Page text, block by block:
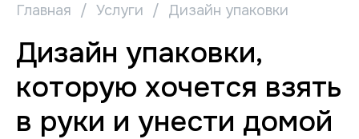
Главная / Услуги / Дизайн упаковки
Дизайн упаковки,
которую хочется взять
в руки и унести домой